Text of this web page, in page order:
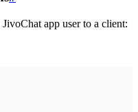
app user to a client: